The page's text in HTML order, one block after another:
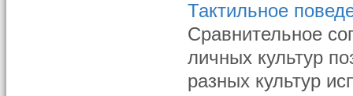
Тактильное
Сравнительное
личных культур
разных культур